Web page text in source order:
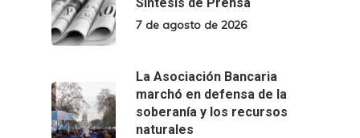
7 de agosto de 2026
La Asociación Bancaria
marchó en defensa de la
soberanía y los recursos
naturales